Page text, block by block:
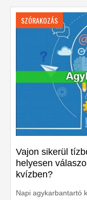
SZÓRAKOZÁS
Vajon sikerül
helyesen
kvízben?
Napi agykarbantartó